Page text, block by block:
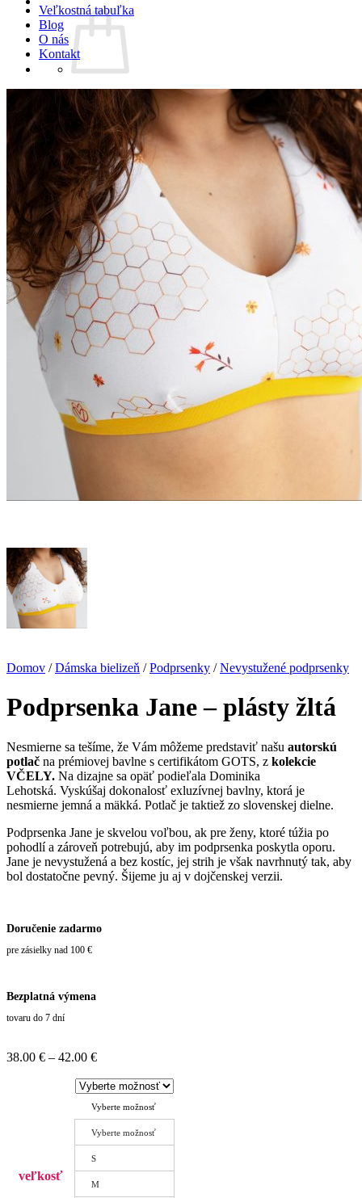
Žiadne produkty v košíku.
Vrátiť sa do obchodu
Košík
Žiadne produkty v košíku.
Vrátiť sa do obchodu
Veľkostná tabuľka
Blog
O nás
Kontakt
Domov / Dámska bielizeň / Podprsenky / Nevystužené podprsenky
Podprsenka Jane – plásty žltá
Nesmierne sa tešíme, že Vám môžeme predstaviť našu autorskú
potlač na prémiovej bavlne s certifikátom GOTS, z kolekcie
VČELY. Na dizajne sa opäť podieľala Dominika
Lehotská. Vyskúšaj dokonalosť exluzívnej bavlny, ktorá je
nesmierne jemná a mäkká. Potlač je taktiež zo slovenskej dielne.
Podprsenka Jane je skvelou voľbou, ak pre ženy, ktoré túžia po
pohodlí a zároveň potrebujú, aby im podprsenka poskytla oporu.
Jane je nevystužená a bez kostíc, jej strih je však navrhnutý tak, aby
bol dostatočne pevný. Šijeme ju aj v dojčenskej verzii.
Doručenie zadarmo
pre zásielky nad 100 €
Bezplatná výmena
tovaru do 7 dní
38.00 € – 42.00 €Price
38.00 €
42.00 €
veľkosť
Vyberte možnosť
Vyberte možnosť
S
M